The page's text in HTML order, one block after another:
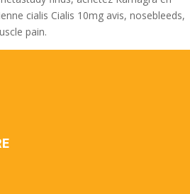
cialis Cialis 10mg avis, nosebleeds,
pain.